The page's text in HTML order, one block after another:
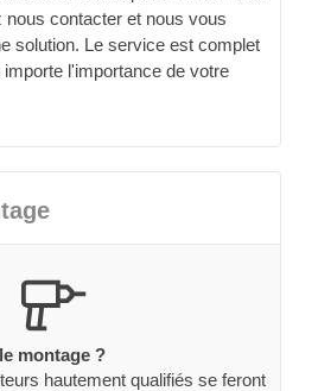
contacter et nous vous
solution. Le service est complet
l'importance de votre
montage ?
hautement qualifiés se feront